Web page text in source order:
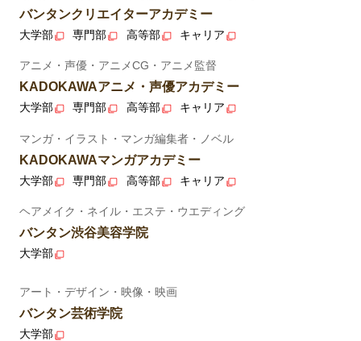
バンタンクリエイターアカデミー
大学部 専門部 高等部 キャリア
アニメ・声優・アニメCG・アニメ監督
KADOKAWAアニメ・声優アカデミー
大学部 専門部 高等部 キャリア
マンガ・イラスト・マンガ編集者・ノベル
KADOKAWAマンガアカデミー
大学部 専門部 高等部 キャリア
ヘアメイク・ネイル・エステ・ウエディング
バンタン渋谷美容学院
大学部
アート・デザイン・映像・映画
バンタン芸術学院
大学部